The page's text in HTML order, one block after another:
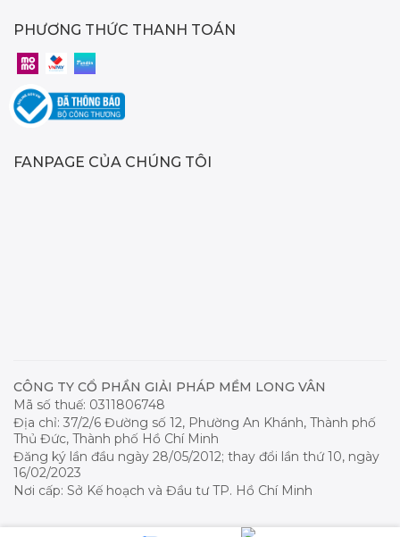
PHƯƠNG THỨC THANH TOÁN
FANPAGE CỦA CHÚNG TÔI
CÔNG TY CỔ PHẦN GIẢI PHÁP MỀM LONG VÂN
Mã số thuế: 0311806748
Địa chỉ: 37/2/6 Đường số 12, Phường An Khánh, Thành phố
Thủ Đức, Thành phố Hồ Chí Minh
Đăng ký lần đầu ngày 28/05/2012; thay đổi lần thứ 10, ngày
16/02/2023
Nơi cấp: Sở Kế hoạch và Đầu tư TP. Hồ Chí Minh